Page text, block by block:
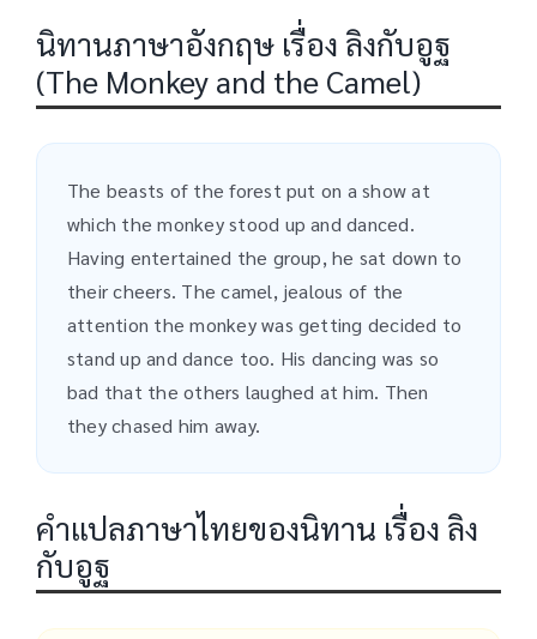
นิทานภาษาอังกฤษ เรื่อง ลิงกับอูฐ
(The Monkey and the Camel)
The beasts of the forest put on a show at
which the monkey stood up and danced.
Having entertained the group, he sat down to
their cheers. The camel, jealous of the
attention the monkey was getting decided to
stand up and dance too. His dancing was so
bad that the others laughed at him. Then
they chased him away.
คำแปลภาษาไทยของนิทาน เรื่อง ลิง
กับอูฐ